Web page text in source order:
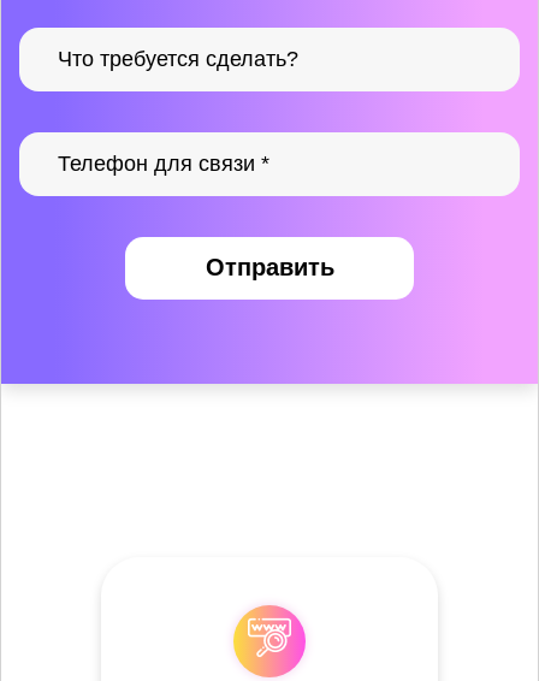
Отправить